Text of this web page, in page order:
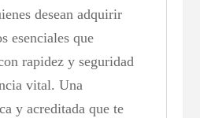
desean adquirir
esenciales que
rapidez y seguridad
vital. Una
y acreditada que te